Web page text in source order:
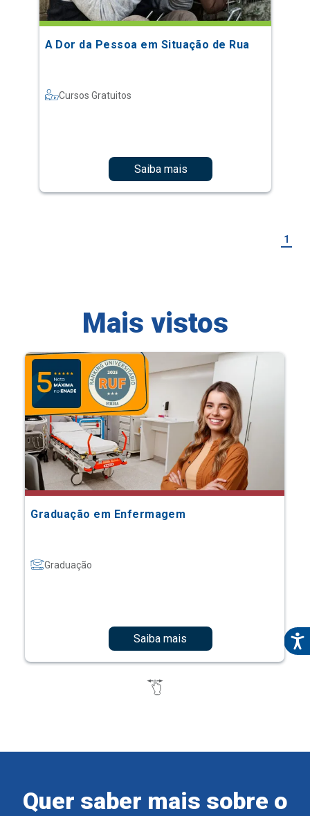
A Dor da Pessoa em Situação de Rua
Cursos Gratuitos
Saiba mais
1
Mais vistos
Graduação em Enfermagem
Graduação
Saiba mais
Quer saber mais sobre o